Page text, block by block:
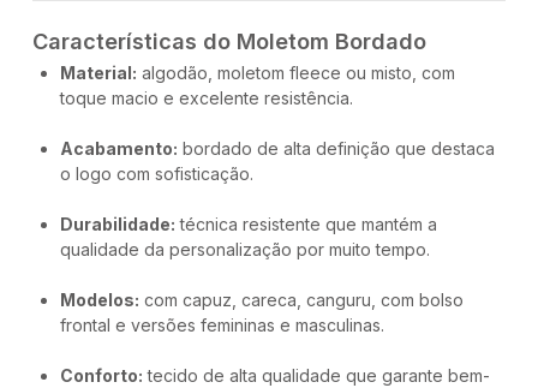
Características do Moletom Bordado
Material: algodão, moletom fleece ou misto, com
toque macio e excelente resistência.
Acabamento: bordado de alta definição que destaca
o logo com sofisticação.
Durabilidade: técnica resistente que mantém a
qualidade da personalização por muito tempo.
Modelos: com capuz, careca, canguru, com bolso
frontal e versões femininas e masculinas.
Conforto: tecido de alta qualidade que garante bem-